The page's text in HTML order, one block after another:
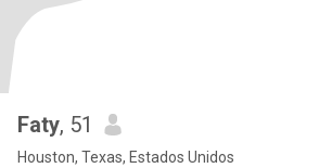
Faty, 51
Houston, Texas, Estados Unidos